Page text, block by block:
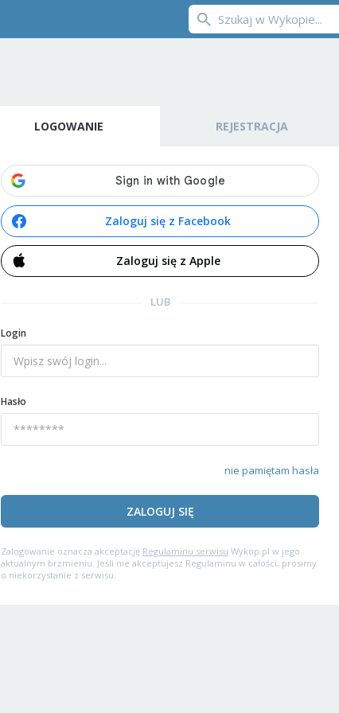
LOGOWANIE REJESTRACJA
Zaloguj się z Facebook
Zaloguj się z Apple
LUB
Login
Hasło
nie pamiętam hasła
ZALOGUJ SIĘ
Zalogowanie oznacza akceptację Regulaminu serwisu Wykop.pl w jego
aktualnym brzmieniu. Jeśli nie akceptujesz Regulaminu w całości, prosimy
o niekorzystanie z serwisu.